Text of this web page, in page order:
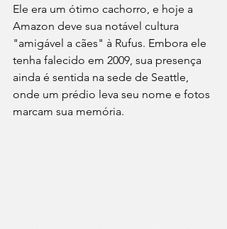
Ele era um ótimo cachorro, e hoje a
Amazon deve sua notável cultura
"amigável a cães" à Rufus. Embora ele
tenha falecido em 2009, sua presença
ainda é sentida na sede de Seattle,
onde um prédio leva seu nome e fotos
marcam sua memória.